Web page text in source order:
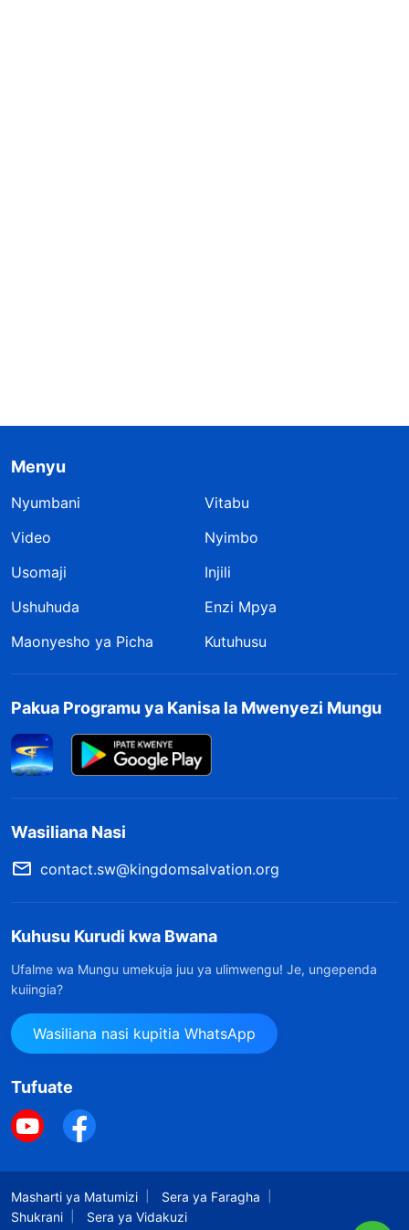
Menyu
Nyumbani
Vitabu
Video
Nyimbo
Usomaji
Injili
Ushuhuda
Enzi Mpya
Maonyesho ya Picha
Kutuhusu
Pakua Programu ya Kanisa la Mwenyezi Mungu
Wasiliana Nasi
contact.sw@kingdomsalvation.org
Kuhusu Kurudi kwa Bwana
Ufalme wa Mungu umekuja juu ya ulimwengu! Je, ungependa
kuiingia?
Wasiliana nasi kupitia WhatsApp
Tufuate
Masharti ya Matumizi
Sera ya Faragha
Shukrani
Sera ya Vidakuzi